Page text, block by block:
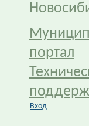
портал
Вход